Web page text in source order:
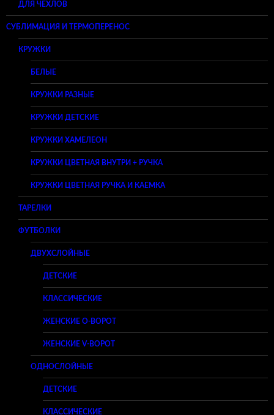
ДЛЯ ЧЕХЛОВ
СУБЛИМАЦИЯ И ТЕРМОПЕРЕНОС
КРУЖКИ
БЕЛЫЕ
КРУЖКИ РАЗНЫЕ
КРУЖКИ ДЕТСКИЕ
КРУЖКИ ХАМЕЛЕОН
КРУЖКИ ЦВЕТНАЯ ВНУТРИ + РУЧКА
КРУЖКИ ЦВЕТНАЯ РУЧКА И КАЕМКА
ТАРЕЛКИ
ФУТБОЛКИ
ДВУХСЛОЙНЫЕ
ДЕТСКИЕ
КЛАССИЧЕСКИЕ
ЖЕНСКИЕ O-ВОРОТ
ЖЕНСКИЕ V-ВОРОТ
ОДНОСЛОЙНЫЕ
ДЕТСКИЕ
КЛАССИЧЕСКИЕ